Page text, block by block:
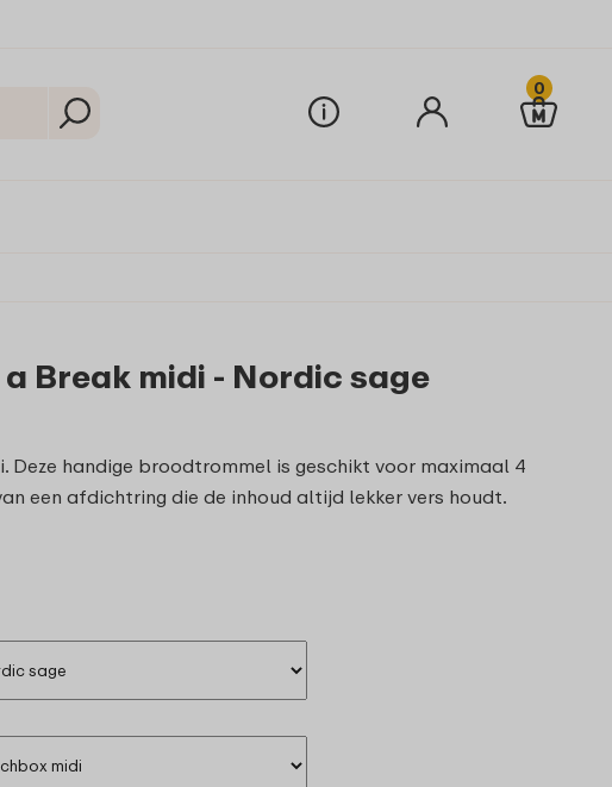
0
Break midi - Nordic sage
Deze handige broodtrommel is geschikt voor maximaal 4
een afdichtring die de inhoud altijd lekker vers houdt.